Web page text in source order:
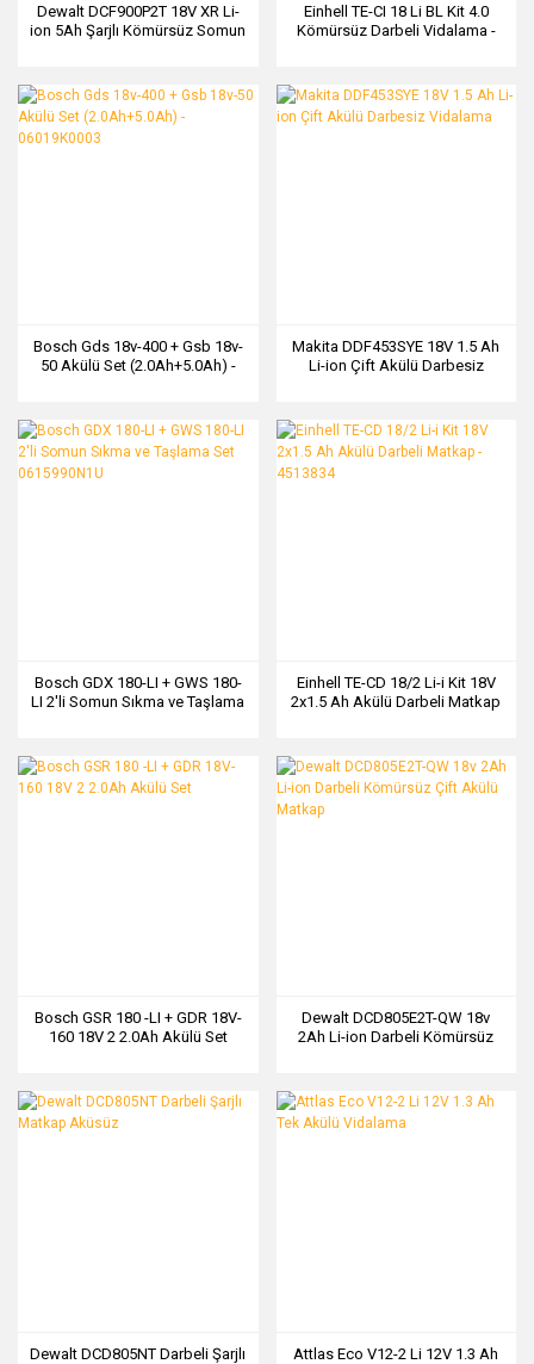
Dewalt DCF900P2T 18V XR Li-
ion 5Ah Şarjlı Kömürsüz Somun
Einhell TE-CI 18 Li BL Kit 4.0
Kömürsüz Darbeli Vidalama -
Bosch Gds 18v-400 + Gsb 18v-
50 Akülü Set (2.0Ah+5.0Ah) -
Makita DDF453SYE 18V 1.5 Ah
Li-ion Çift Akülü Darbesiz
Bosch GDX 180-LI + GWS 180-
LI 2'li Somun Sıkma ve Taşlama
Einhell TE-CD 18/2 Li-i Kit 18V
2x1.5 Ah Akülü Darbeli Matkap
Bosch GSR 180 -LI + GDR 18V-
160 18V 2 2.0Ah Akülü Set
Dewalt DCD805E2T-QW 18v
2Ah Li-ion Darbeli Kömürsüz
Dewalt DCD805NT Darbeli Şarjlı
Attlas Eco V12-2 Li 12V 1.3 Ah